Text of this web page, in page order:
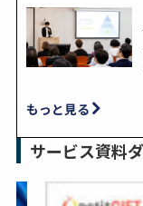
もっと見る
サービス資料